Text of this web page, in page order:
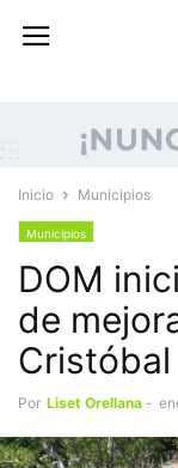
Inicio Municipios
Municipios
DOM
de
Cristóbal
Por Liset Orellana -